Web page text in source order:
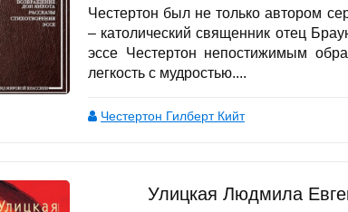
Честертон был не только автором
– католический священник отец
эссе Честертон непостижимым
легкость с мудростью....
Честертон Гилберт Кийт
Улицкая Людмила